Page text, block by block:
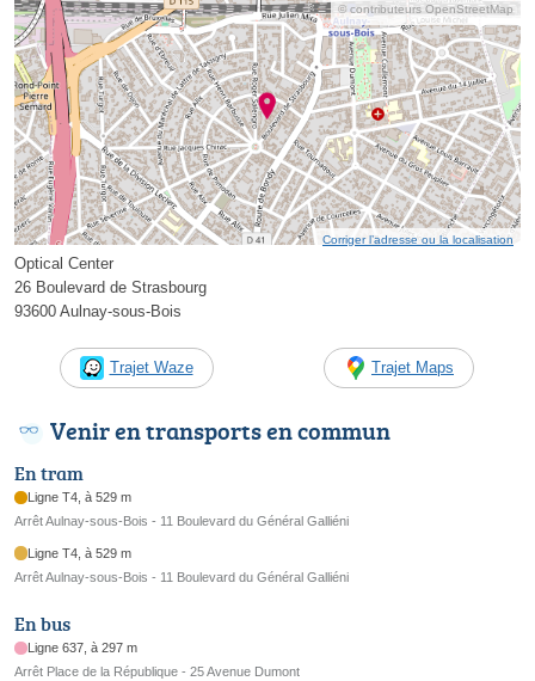
© contributeurs OpenStreetMap
Corriger l’adresse ou la localisation
Optical Center
26 Boulevard de Strasbourg
93600 Aulnay-sous-Bois
Trajet Waze Trajet Maps
Venir en transports en commun
En tram
Ligne T4, à 529 m
Arrêt Aulnay-sous-Bois - 11 Boulevard du Général Galliéni
Ligne T4, à 529 m
Arrêt Aulnay-sous-Bois - 11 Boulevard du Général Galliéni
En bus
Ligne 637, à 297 m
Arrêt Place de la République - 25 Avenue Dumont